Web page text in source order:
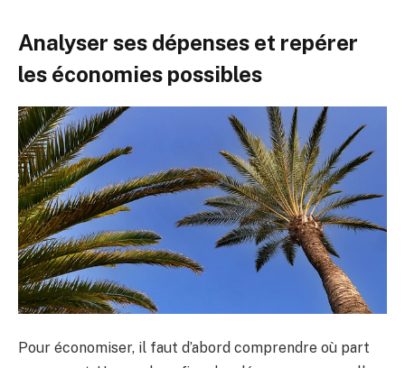
Analyser ses dépenses et repérer
les économies possibles
Pour économiser, il faut d’abord comprendre où part